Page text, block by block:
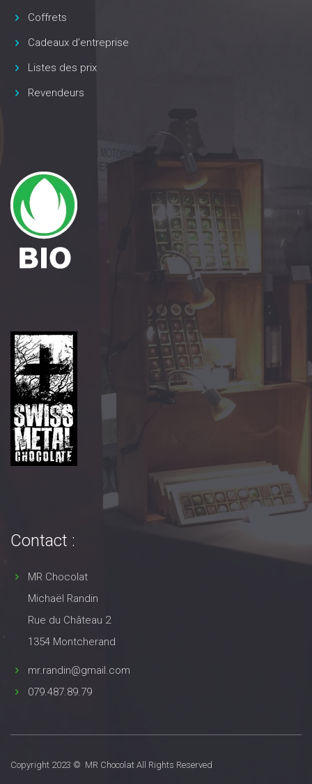
Coffrets
Cadeaux d’entreprise
Listes des prix
Revendeurs
Contact :
MR Chocolat
Michaël Randin
Rue du Château 2
1354 Montcherand
mr.randin@gmail.com
079.487.89.79
Copyright 2023 © MR Chocolat All Rights Reserved